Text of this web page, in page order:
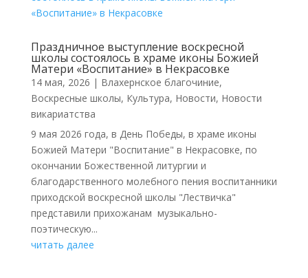
Праздничное выступление воскресной
школы состоялось в храме иконы Божией
Матери «Воспитание» в Некрасовке
14 мая, 2026 | Влахернское благочиние,
Воскресные школы, Культура, Новости, Новости
викариатства
9 мая 2026 года, в День Победы, в храме иконы
Божией Матери "Воспитание" в Некрасовке, по
окончании Божественной литургии и
благодарственного молебного пения воспитанники
приходской воскресной школы "Лествичка"
представили прихожанам музыкально-
поэтическую...
читать далее